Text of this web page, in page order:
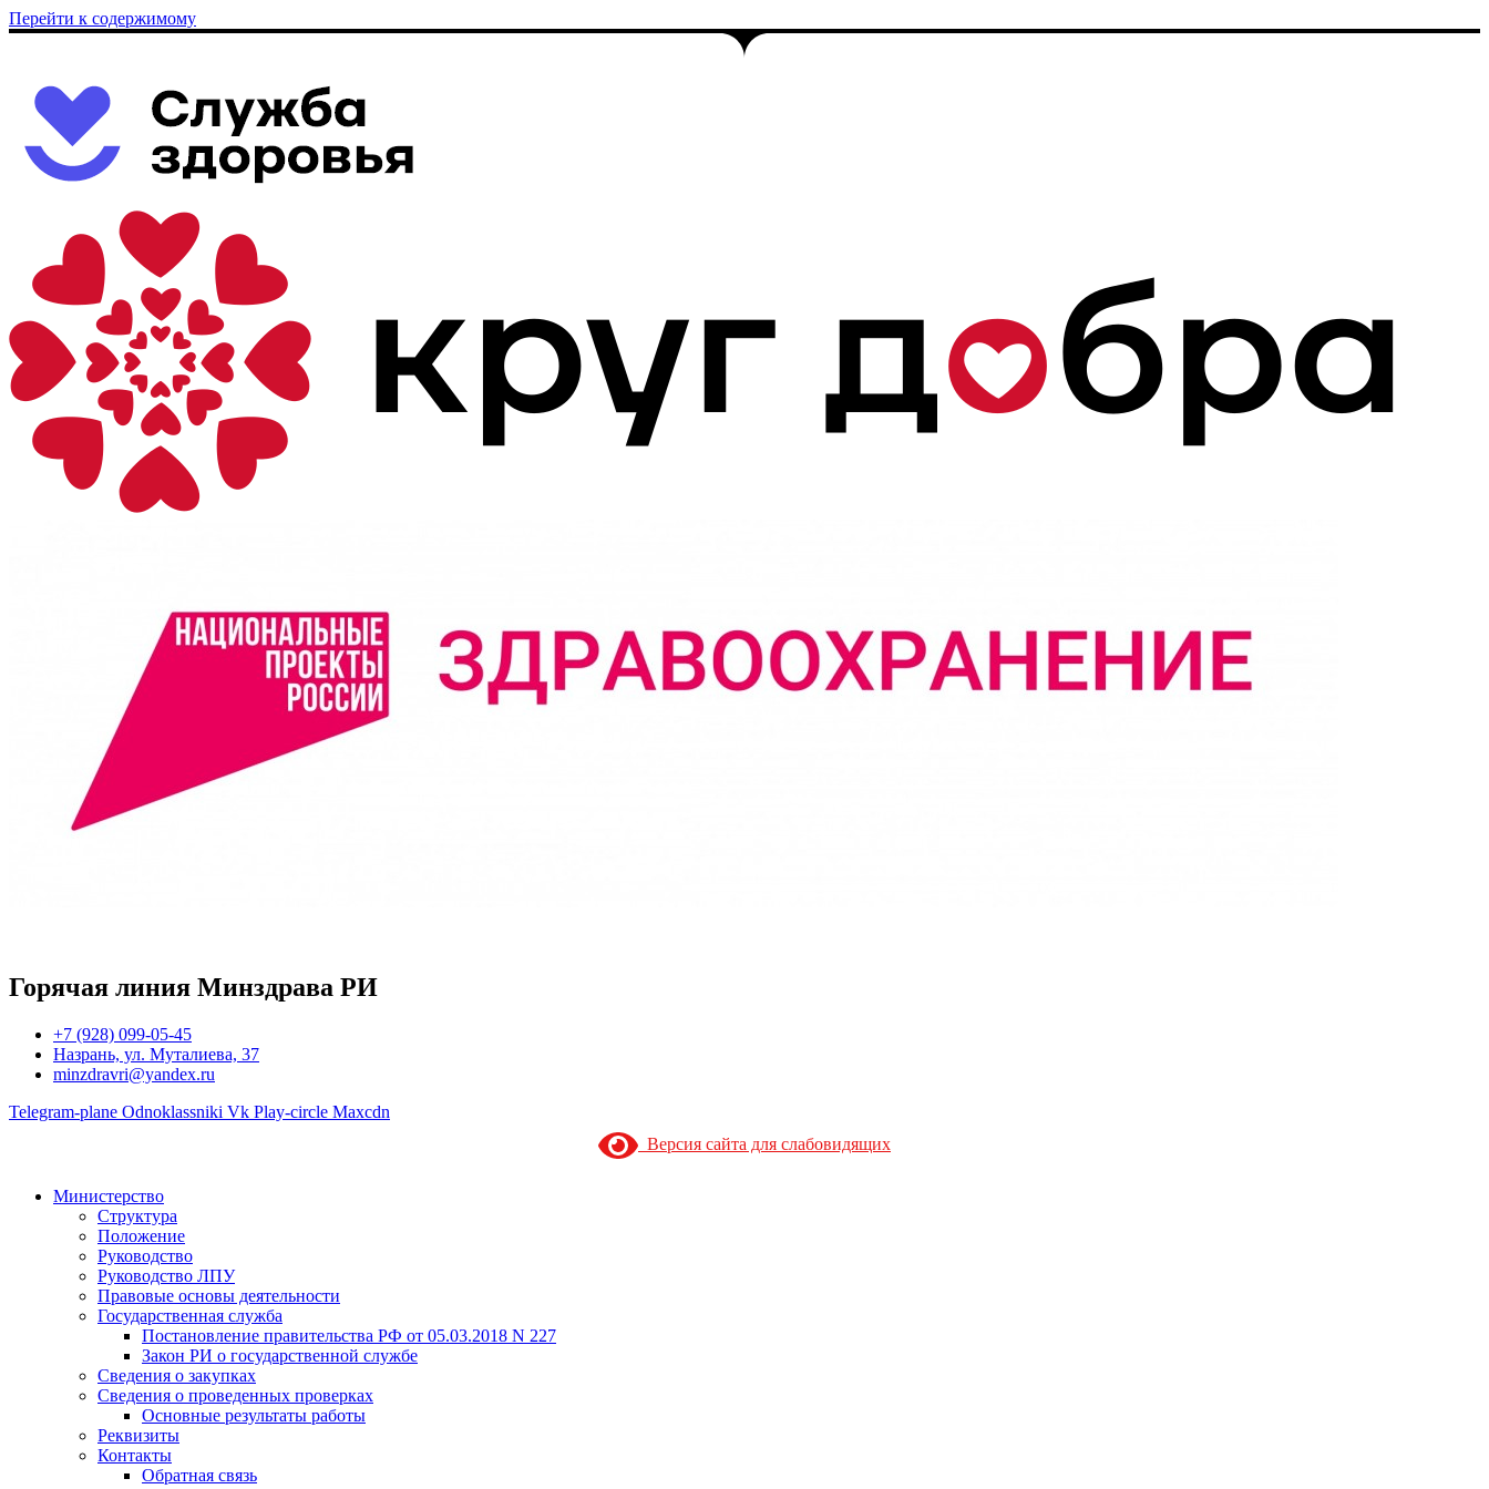
Перейти к содержимому
Горячая линия Минздрава РИ
+7 (928) 099-05-45
Назрань, ул. Муталиева, 37
minzdravri@yandex.ru
Telegram-plane Odnoklassniki Vk Play-circle Maxcdn
Версия сайта для слабовидящих
Министерство
Структура
Положение
Руководство
Руководство ЛПУ
Правовые основы деятельности
Государственная служба
Постановление правительства РФ от 05.03.2018 N 227
Закон РИ о государственной службе
Сведения о закупках
Сведения о проведенных проверках
Основные результаты работы
Реквизиты
Контакты
Обратная связь